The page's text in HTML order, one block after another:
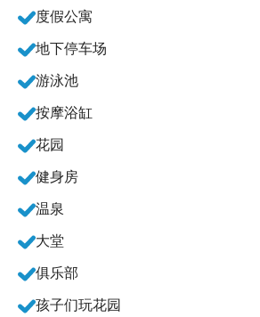
度假公寓
地下停车场
游泳池
按摩浴缸
花园
健身房
温泉
大堂
俱乐部
孩子们玩花园